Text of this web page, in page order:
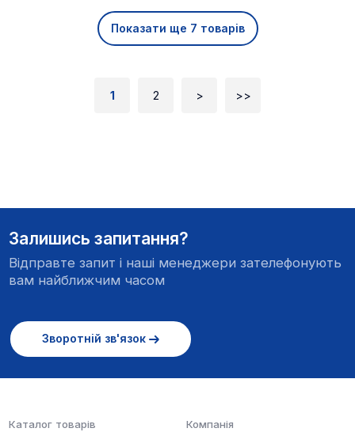
Показати ще 7 товарів
1 2 > >>
Залишись запитання?
Відправте запит і наші менеджери зателефонують
вам найближчим часом
Зворотній зв'язок
Каталог товарів
Компанія